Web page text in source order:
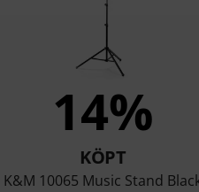
14%
KÖPT
K&M 10065 Music Stand